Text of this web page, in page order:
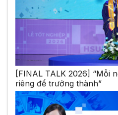
[FINAL TALK 2026] “Mỗi
riêng để trưởng thành”